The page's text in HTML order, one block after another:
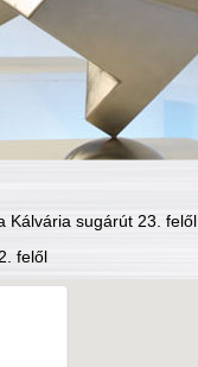
Kálvária sugárút 23. felől
felől